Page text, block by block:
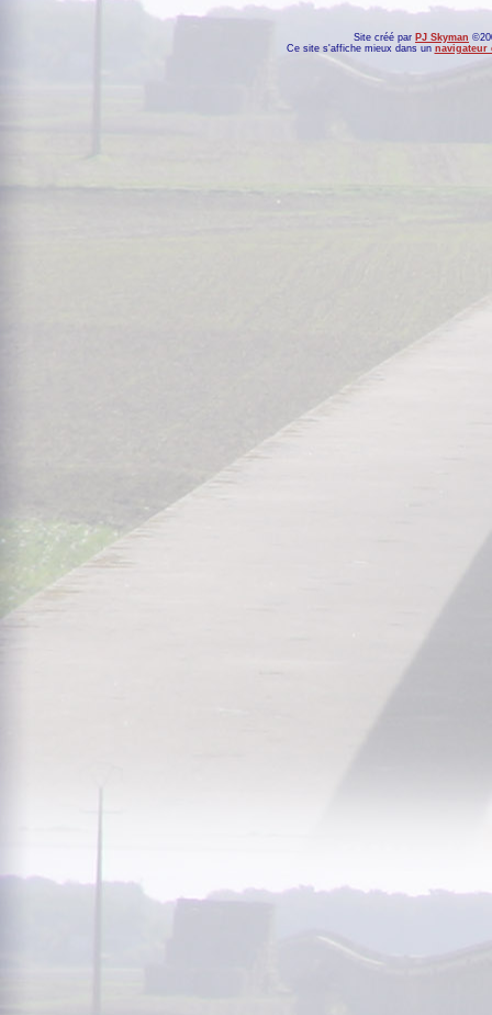
Site créé par PJ Skyman
Ce site s'affiche mieux dans un navigateur